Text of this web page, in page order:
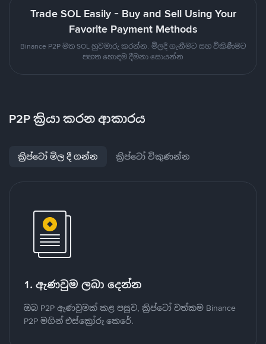
Trade SOL Easily - Buy and Sell Using Your
Favorite Payment Methods
Binance P2P මත SOL හුවමාරු කරන්න. මිලදී ගැනීමට සහ විකිණීමට
පහත හොඳම දීමනා සොයන්න
P2P ක්‍රියා කරන ආකාරය
ක්‍රිප්ටෝ මිල දී ගන්න ක්‍රිප්ටෝ විකුණන්න
1. ඇණවුම ලබා දෙන්න
ඔබ P2P ඇණවුමක් කළ පසුව, ක්‍රිප්ටෝ වත්කම Binance
P2P මගින් එස්ක්‍රෝරු කෙරේ.